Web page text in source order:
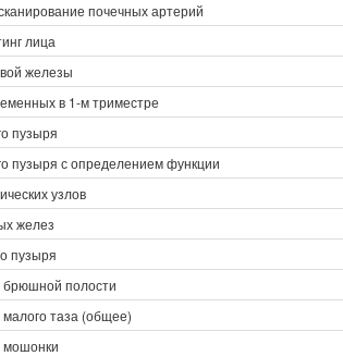
почечных артерий
лица
железы
в 1-м триместре
пузыря
пузыря с определением функции
узлов
желез
пузыря
брюшной полости
таза (общее)
мошонки